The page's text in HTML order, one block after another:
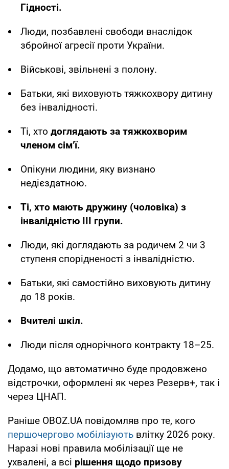
Гідності.
Люди, позбавлені свободи внаслідок
збройної агресії проти України.
Військові, звільнені з полону.
Батьки, які виховують тяжкохвору дитину
без інвалідності.
Ті, хто доглядають за тяжкохворим
членом сімʼї.
Опікуни людини, яку визнано
недієздатною.
Ті, хто мають дружину (чоловіка) з
інвалідністю III групи.
Люди, які доглядають за родичем 2 чи 3
ступеня спорідненості з інвалідністю.
Батьки, які самостійно виховують дитину
до 18 років.
Вчителі шкіл.
Люди після однорічного контракту 18–25.
Додамо, що автоматично буде продовжено
відстрочки, оформлені як через Резерв+, так і
через ЦНАП.
Раніше OBOZ.UA повідомляв про те, кого
першочергово мобілізують влітку 2026 року.
Наразі нові правила мобілізації ще не
ухвалені, а всі рішення щодо призову